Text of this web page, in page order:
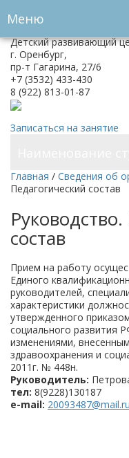
Версия для
ВыклРазмер
A A
Детский развивающий
г. Оренбург,
пр-т Гагарина, 27/6
+7 (3532) 433-430
8 (922) 813-01-87
Меню
Записаться на занятие
Главная / Сведения об
Педагогический состав
состав
Прием на работу
Единого
руководителей,
характеристики
утвержденного
социального развития
изменениями,
здравоохранения и
2011г. № 448н.
Руководитель:
тел: 8(9228)130187
e-mail: 20093487@mail.ru